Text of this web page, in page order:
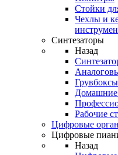
Стойки
Чехлы и
Синтезаторы
Назад
Домашние
Рабочие
Цифровые
Цифровые
Назад